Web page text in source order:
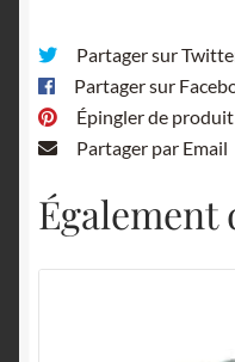
Partager sur
Partager sur
Épingler de produit
Partager par Email
Également